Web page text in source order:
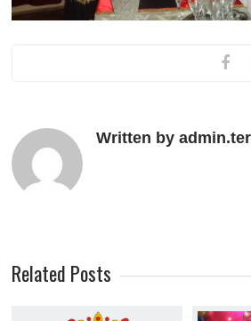
Written by
Related Posts